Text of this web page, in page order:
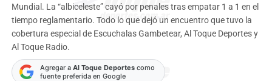
Mundial. La “albiceleste” cayó por penales tras empatar 1 a 1 en el
tiempo reglamentario. Todo lo que dejó un encuentro que tuvo la
cobertura especial de Escuchalas Gambetear, Al Toque Deportes y
Al Toque Radio.
Agregar a Al Toque Deportescomo
fuente preferida en Google